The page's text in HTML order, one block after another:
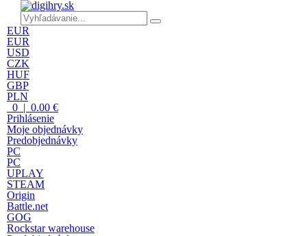
EUR
EUR
USD
CZK
HUF
GBP
PLN
0 | 0.00 €
Prihlásenie
Moje objednávky
Predobjednávky
PC
PC
UPLAY
STEAM
Origin
Battle.net
GOG
Rockstar warehouse